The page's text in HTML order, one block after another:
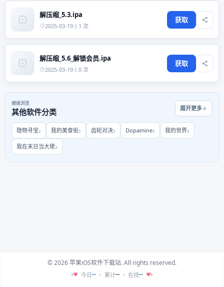
解压缩_5.3.ipa
2025-03-19 1 次
获取
解压缩_5.6_解锁会员.ipa
2025-03-19 0 次
获取
继续浏览
其他软件分类 展开更多
隐物寻宝 我的美食街 齿轮对决 Dopamine 我的世界
我在末日当大佬
© 2026 苹果iOS软件下载站. All rights reserved.
♥ 今日-- 累计-- 在线-- ♥